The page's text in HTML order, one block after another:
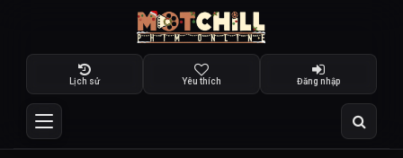
Lịch sử Yêu thích Đăng nhập